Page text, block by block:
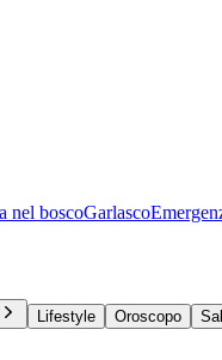
nel boscoGarlasco
Lifestyle Oroscopo